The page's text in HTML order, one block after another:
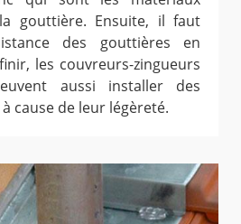
gouttière. Ensuite, il faut
des gouttières en
les couvreurs-zingueurs
aussi installer des
cause de leur légèreté.